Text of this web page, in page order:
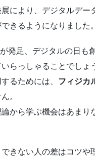
により、デジタルデー
きるようになりました。
発足、デジタルの日も
らっしゃることでしょ
るためには、 フィジカ
。
から学ぶ機会はあまり
きない人の差はコツや